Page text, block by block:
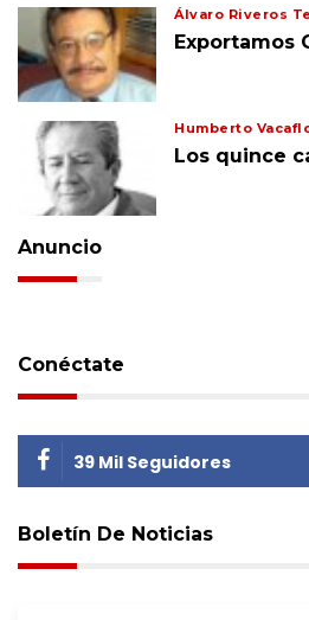
Álvaro Riveros
Exportamos
Humberto
Los quince
Anuncio
Conéctate
39 Mil Seguidores
Boletín De Noticias